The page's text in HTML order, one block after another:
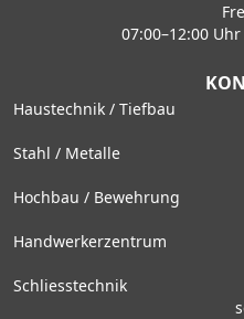
07:00–12:00
Haustechnik / Tiefbau
Stahl / Metalle
Hochbau / Bewehrung
Handwerkerzentrum
Schliesstechnik